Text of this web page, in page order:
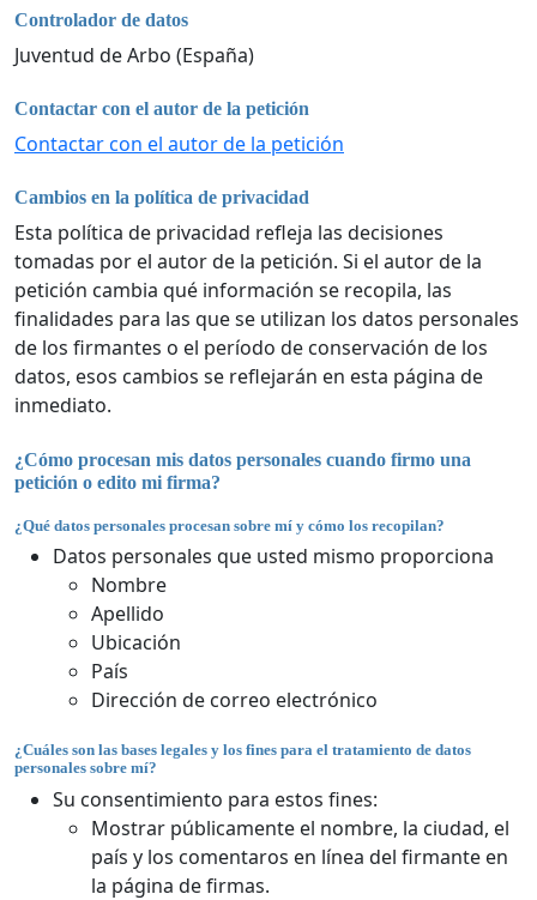
Controlador de datos
Juventud de Arbo (España)
Contactar con el autor de la petición
Contactar con el autor de la petición
Cambios en la política de privacidad
Esta política de privacidad refleja las decisiones
tomadas por el autor de la petición. Si el autor de la
petición cambia qué información se recopila, las
finalidades para las que se utilizan los datos personales
de los firmantes o el período de conservación de los
datos, esos cambios se reflejarán en esta página de
inmediato.
¿Cómo procesan mis datos personales cuando firmo una
petición o edito mi firma?
¿Qué datos personales procesan sobre mí y cómo los recopilan?
Datos personales que usted mismo proporciona
Nombre
Apellido
Ubicación
País
Dirección de correo electrónico
¿Cuáles son las bases legales y los fines para el tratamiento de datos
personales sobre mí?
Su consentimiento para estos fines:
Mostrar públicamente el nombre, la ciudad, el
país y los comentaros en línea del firmante en
la página de firmas.